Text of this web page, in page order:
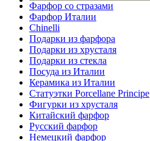
Фарфор со стразами
Фарфор Италии
Chinelli
Подарки из фарфора
Подарки из хрусталя
Подарки из стекла
Посуда из Италии
Керамика из Италии
Статуэтки Porcellane Principe
Фигурки из хрусталя
Китайский фарфор
Русский фарфор
Немецкий фарфор